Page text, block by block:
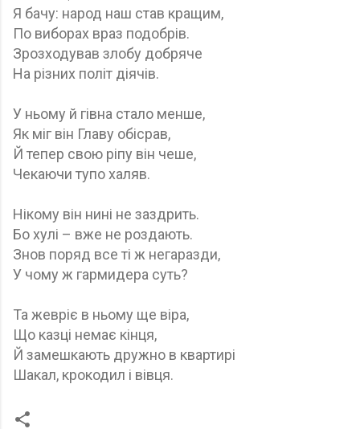
Я бачу: народ наш став кращим,
По виборах враз подобрів.
Зрозходував злобу добряче
На різних політ діячів.
У ньому й гівна стало менше,
Як міг він Главу обісрав,
Й тепер свою ріпу він чеше,
Чекаючи тупо халяв.
Нікому він нині не заздрить.
Бо хулі – вже не роздають.
Знов поряд все ті ж негаразди,
У чому ж гармидера суть?
Та жевріє в ньому ще віра,
Що казці немає кінця,
Й замешкають дружно в квартирі
Шакал, крокодил і вівця.